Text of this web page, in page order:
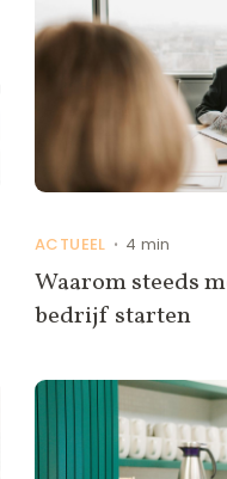
ACTUEEL • 4 min
Waarom steeds
bedrijf starten